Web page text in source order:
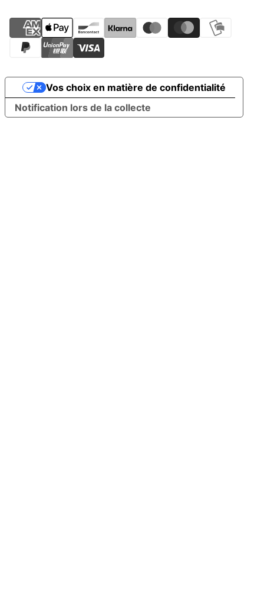
Notification lors de la collecte
Vos choix en matière de confidentialité